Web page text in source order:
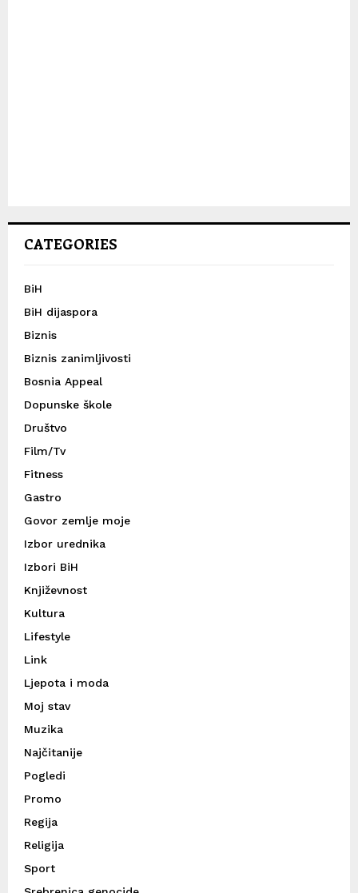
CATEGORIES
BiH
BiH dijaspora
Biznis
Biznis zanimljivosti
Bosnia Appeal
Dopunske škole
Društvo
Film/Tv
Fitness
Gastro
Govor zemlje moje
Izbor urednika
Izbori BiH
Književnost
Kultura
Lifestyle
Link
Ljepota i moda
Moj stav
Muzika
Najčitanije
Pogledi
Promo
Regija
Religija
Sport